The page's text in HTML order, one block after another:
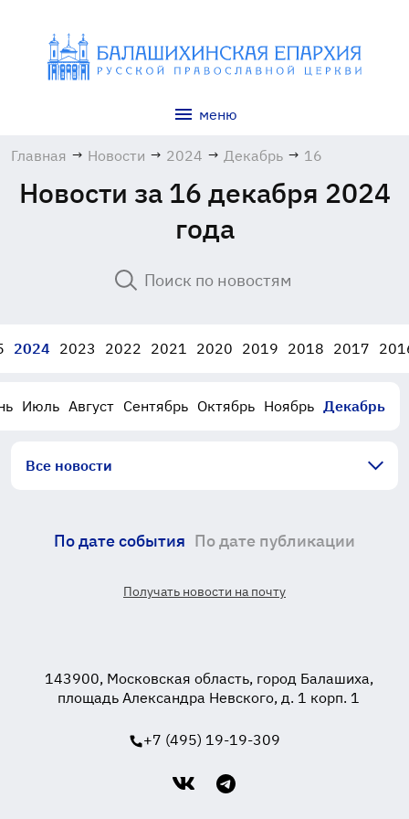
меню
Главная → Новости → 2024 → Декабрь → 16
Новости за 16 декабря 2024
года
2024 2023 2022 2021 2020 2019 2018 2017
Июль Август Сентябрь Октябрь Ноябрь Декабрь
Все новости
По дате события По дате публикации
Получать новости на почту
143900, Московская область, город Балашиха,
площадь Александра Невского, д. 1 корп. 1
+7 (495) 19-19-309